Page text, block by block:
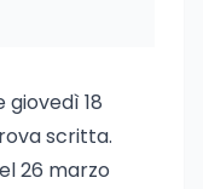
18
scritta.
26 marzo